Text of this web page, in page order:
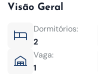
Visão Geral
Dormitórios:
2
Vaga:
1